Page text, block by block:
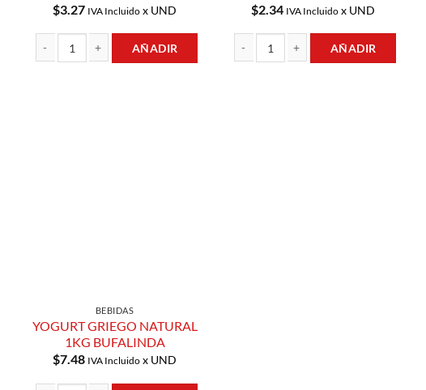
$3.27 IVA Incluido x UND
AÑADIR
$2.34 IVA Incluido x UND
AÑADIR
BEBIDAS
YOGURT GRIEGO NATURAL
1KG BUFALINDA
$7.48 IVA Incluido x UND